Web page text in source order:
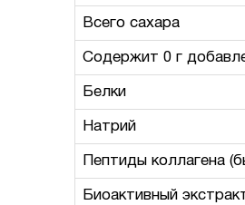
Всего сахара
Содержит 0 г
Белки
Натрий
Пептиды коллагена
Биоактивный